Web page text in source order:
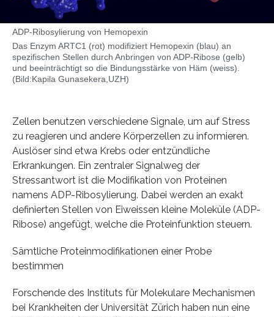
ADP-Ribosylierung von Hemopexin
Das Enzym ARTC1 (rot) modifiziert Hemopexin (blau) an
spezifischen Stellen durch Anbringen von ADP-Ribose (gelb)
und beeinträchtigt so die Bindungsstärke von Häm (weiss).
(Bild:Kapila Gunasekera,UZH)
Zellen benutzen verschiedene Signale, um auf Stress
zu reagieren und andere Körperzellen zu informieren.
Auslöser sind etwa Krebs oder entzündliche
Erkrankungen. Ein zentraler Signalweg der
Stressantwort ist die Modifikation von Proteinen
namens ADP-Ribosylierung. Dabei werden an exakt
definierten Stellen von Eiweissen kleine Moleküle (ADP-
Ribose) angefügt, welche die Proteinfunktion steuern.
Sämtliche Proteinmodifikationen einer Probe
bestimmen
Forschende des Instituts für Molekulare Mechanismen
bei Krankheiten der Universität Zürich haben nun eine